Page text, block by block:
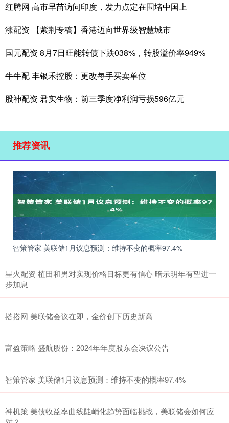
红腾网 高市早苗访问印度，发力点定在围堵中国上
涨配资 【紫荆专稿】香港迈向世界级智慧城市
国元配资 8月7日旺能转债下跌038%，转股溢价率949%
牛牛配 丰银禾控股：更改每手买卖单位
股神配资 君实生物：前三季度净利润亏损596亿元
推荐资讯
智策管家 美联储1月议息预测：维持不变的概率97.4%
星火配资 植田和男对实现价格目标更有信心 暗示明年有望进一
步加息
搭搭网 美联储会议在即，金价创下历史新高
富盈策略 盛航股份：2024年年度股东会决议公告
智策管家 美联储1月议息预测：维持不变的概率97.4%
神机策 美债收益率曲线陡峭化趋势面临挑战，美联储会如何应